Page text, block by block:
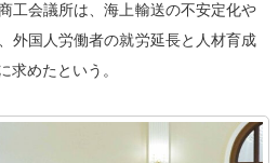
工会議所は、海上輸送の不安定化や
外国人労働者の就労延長と人材育成
求めたという。